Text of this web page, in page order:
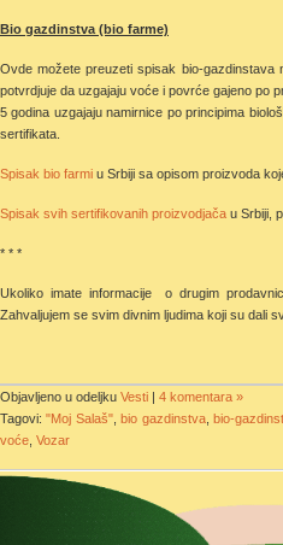
Bio gazdinstva (bio farme)
Ovde možete preuzeti spisak bio-gazdinstava
potvrdjuje da uzgajaju voće i povrće gajeno po
5 godina uzgajaju namirnice po principima
sertifikata.
Spisak bio farmi u Srbiji sa opisom proizvoda
Spisak svih sertifikovanih proizvodjača u Srbiji,
* * *
Ukoliko imate informacije o drugim
Zahvaljujem se svim divnim ljudima koji su dali
Objavljeno u odeljku Vesti | 4 komentara »
Tagovi:"Moj Salaš",bio gazdinstva,bio-
voće Vozar